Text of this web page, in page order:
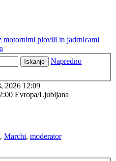
motornimi plovili in jadrnicami
Iskanje
Napredno
2026 12:09
Evropa/Ljubljana
, Marchi, moderator